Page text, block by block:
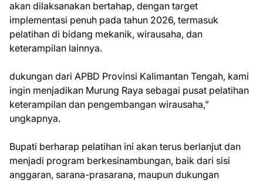
akan dilaksanakan bertahap, dengan target
implementasi penuh pada tahun 2026, termasuk
pelatihan di bidang mekanik, wirausaha, dan
keterampilan lainnya.
dukungan dari APBD Provinsi Kalimantan Tengah, kami
ingin menjadikan Murung Raya sebagai pusat pelatihan
keterampilan dan pengembangan wirausaha,”
ungkapnya.
Bupati berharap pelatihan ini akan terus berlanjut dan
menjadi program berkesinambungan, baik dari sisi
anggaran, sarana-prasarana, maupun dukungan